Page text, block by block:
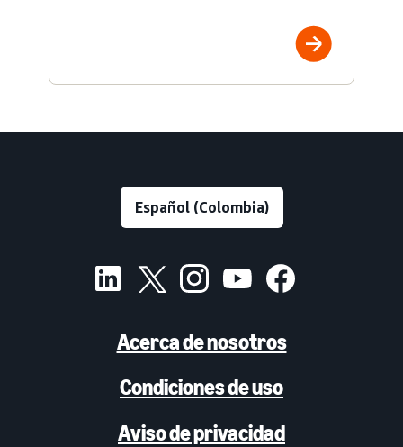
Acerca de nosotros
Condiciones de uso
Aviso de privacidad